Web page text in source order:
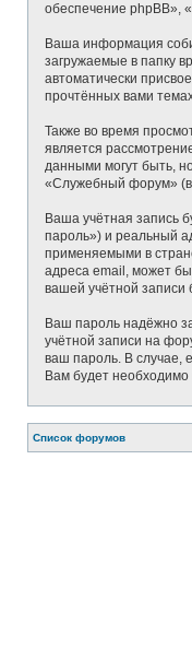
обеспечение phpBB»,
Ваша информация
загружаемые в папку
автоматически
прочтённых вами
Также во время
является
данными могут быть,
«Служебный форум» (в
Ваша учётная запись
пароль») и реальный
применяемыми в
адреса email, может
вашей учётной записи
Ваш пароль надёжно
учётной записи на
ваш пароль. В случае,
Вам будет
Список форумов